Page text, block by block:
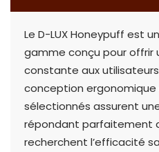
Le D-LUX Honeypuff est
gamme conçu pour offrir
constante aux
conception
sélectionnés assurent
répondant parfaitement
recherchent l’efficacité